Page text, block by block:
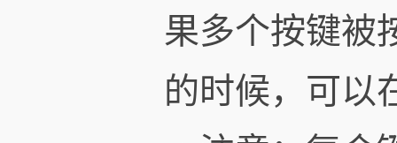
果多个按键被
的时候，可以